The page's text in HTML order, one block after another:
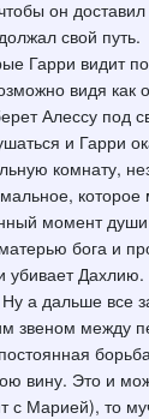
он
свой путь.
Гарри видит
видя
Алессу под
и Гарри
комнату,
момент
бога и
убивает
а дальше все
звеном между
вину. Это и
с Марией), то